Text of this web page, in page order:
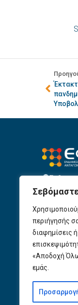
περιήγησής
διαφημίσεις
«Αποδοχή
εμάς.
210
Ωράριο
Αριθμός